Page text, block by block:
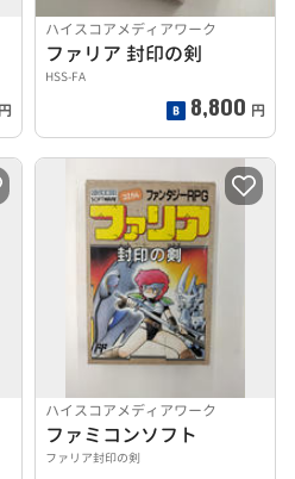
円
ハイスコアメディアワーク
ファリア 封印の剣
HSS-FA
8,800 円
ハイスコアメディアワーク
ファミコンソフト
ファリア封印の剣